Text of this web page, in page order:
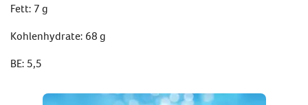
Fett: 7 g
Kohlenhydrate: 68 g
BE: 5,5